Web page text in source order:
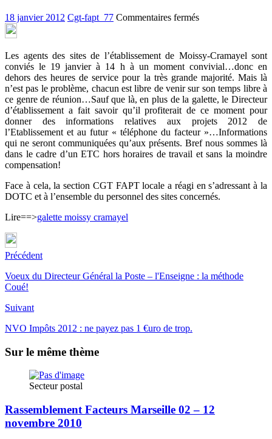
18 janvier 2012 Cgt-fapt_77 Commentaires ferméssur
:
galette
à
la
frangipane
patronale!
Les agents des sites de l’établissement de Moissy-Cramayel sont
conviés le 19 janvier à 14 h à un moment convivial…donc en
dehors des heures de service pour la très grande majorité. Mais là
n’est pas le problème, chacun est libre de venir sur son temps libre à
ce genre de réunion…Sauf que là, en plus de la galette, le Directeur
d’établissement a fait savoir qu’il profiterait de ce moment pour
donner des informations relatives aux projets 2012 de
l’Etablissement et au futur « téléphone du facteur »…Informations
qui ne seront communiquées qu’aux présents. Bref nous sommes là
dans le cadre d’un ETC hors horaires de travail et sans la moindre
compensation!
Face à cela, la section CGT FAPT locale a réagi en s’adressant à la
DOTC et à l’ensemble du personnel des sites concernés.
Lire==>galette moissy cramayel
Précédent
Voeux du Directeur Général la Poste – l'Enseigne : la méthode
Coué!
Suivant
NVO Impôts 2012 : ne payez pas 1 €uro de trop.
Sur le même thème
Secteur postal
Rassemblement Facteurs Marseille 02 – 12
novembre 2010